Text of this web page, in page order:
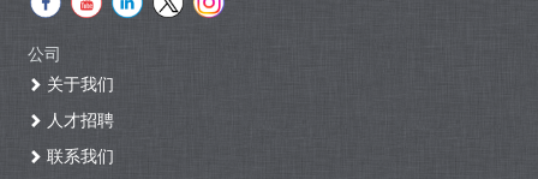
公司
关于我们
人才招聘
联系我们